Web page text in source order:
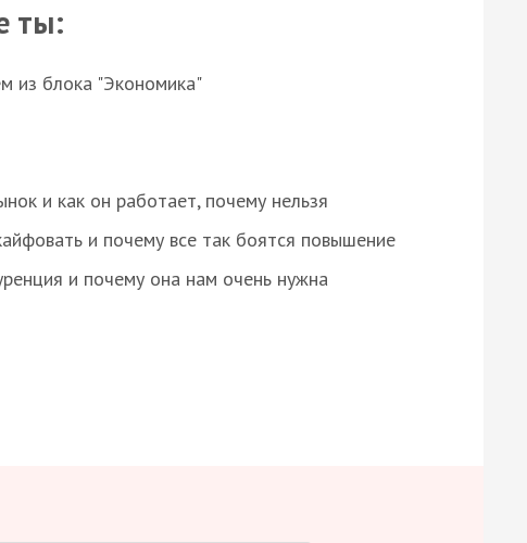
ты:
из блока "Экономика"
и как он работает, почему нельзя
и почему все так боятся повышение
и почему она нам очень нужна